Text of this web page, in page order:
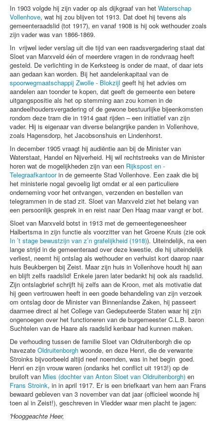
In 1903 volgde hij zijn vader op als dijkgraaf van het Waterschap
Vollenhove, wat hij zou blijven tot 1913. Dat doet hij tevens als
gemeenteraadslid (tot 1917), en vanaf 1908 is hij ook wethouder zoals
zijn vader was van 1866-1869.
In vrijwel ieder verslag uit die tijd van een raadsvergadering staat dat
Sloet van Marxveld één of meerdere vragen in de rondvraag heeft
gesteld. De verlichting in de Kerksteeg is onder de maat, of daar iets
aan gedaan kan worden. Bij het aandelenkapitaal van de
spoorwegmaatschappij Zwolle - Blokzijl geeft hij het advies om
aandelen aan toonder te kopen, dat geeft de gemeente een betere
uitgangspositie als het op stemming aan zou komen in de
aandeelhoudersvergadering of de gewone bestuurlijke bijeenkomsten
rondom deze tram die in 1914 gaat rijden – een initiatief van zijn
vader. Hij is eigenaar van diverse belangrijke panden in Vollenhove,
zoals Hagensdorp, het Jacobsonshuis en Lindenhorst.
In december 1905 vraagt hij audiëntie aan bij de Minister van
Waterstaat, Handel en Nijverheid. Hij wil rechtstreeks van de Minister
horen wat de mogelijkheden zijn van een Rijkspost en -
Telegraafkantoorin de gemeente Stad Vollenhove. Een zaak die bij
het ministerie nogal gevoelig ligt omdat er al een particuliere
onderneming voor het ontvangen, verzenden en bestellen van
telegrammen in de stad zit. Sloet van Marxveld ziet het belang van
een persoonlijk gesprek in en reist naar Den Haag maar vangt er bot.
Sloet van Marxveld botst in 1913 met de gemeentegeneesheer
Halbertsma in zijn functie als voorzitter van het Groene Kruis (zie ook
In ’t stage bewustzijn van z’n grafelijkheid (1918)). Uiteindelijk, na een
lange strijd in de gemeenteraad over deze kwestie, die hij uiteindelijk
verliest, neemt hij ontslag als wethouder en verhuist kort daarop naar
huis Beukbergen bij Zeist. Maar zijn huis in Vollenhove houdt hij aan
en blijft zelfs raadslid! Enkele jaren later bedankt hij ook als raadslid.
Zijn ontslagbrief schrijft hij zelfs aan de Kroon, met als motivatie dat
hij geen vertrouwen heeft in een goede behandeling van zijn verzoek
om ontslag door de Minister van Binnenlandse Zaken, hij passeert
daarmee direct al het College van Gedeputeerde Staten waar hij zijn
ongenoegen over het functioneren van de burgemeester C.L.B. baron
Suchtelen van de Haare als raadslid kenbaar had kunnen maken.
De verhouding tussen de familie Sloet van Oldruitenborgh die op
havezate Oldruitenborgh woonde, en deze Henri, die de verwante
Stroinks bijvoorbeeld altijd neef noemden, was in het begin goed.
Henri en zijn vrouw waren (ondanks het conflict uit 1913!) op de
bruiloft van Mies (dochter van Anton Sloet van Oldruitenborgh) en
Frans Stroink, in in april 1917. Er is een briefkaart van hem aan Frans
bewaard gebleven van 3 november van dat jaar (officieel woonde hij
toen al in Zeist!), geschreven in Vledder waar men placht te jagen:
'Hooggeachte Heer,